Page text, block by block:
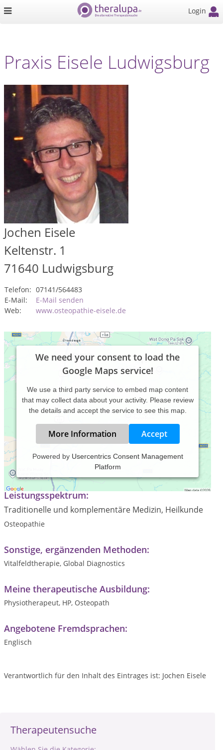
Login
Therapeutensuche
Praxis Eisele Ludwigsburg
Jochen Eisele
Keltenstr. 1
71640 Ludwigsburg
Telefon: 07141/564483
E-Mail:
E-Mail senden
Web:
www.osteopathie-eisele.de
We need your consent to load the
Google Maps service!
We use a third party service to embed map content
that may collect data about your activity. Please review
the details and accept the service to see this map.
More Information Accept
Powered by Usercentrics Consent Management
Platform
Osteopathie, Global Diagnostics
Leistungsspektrum:
Traditionelle und komplementäre Medizin, Heilkunde
Osteopathie
Sonstige, ergänzenden Methoden:
Vitalfeldtherapie, Global Diagnostics
Meine therapeutische Ausbildung:
Physiotherapeut, HP, Osteopath
Angebotene Fremdsprachen:
Englisch
Verantwortlich für den Inhalt des Eintrages ist: Jochen Eisele